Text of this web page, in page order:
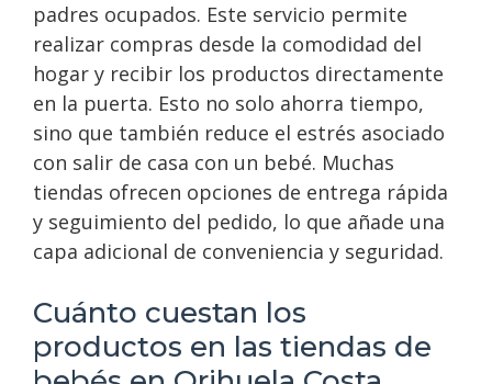
padres ocupados. Este servicio permite
realizar compras desde la comodidad del
hogar y recibir los productos directamente
en la puerta. Esto no solo ahorra tiempo,
sino que también reduce el estrés asociado
con salir de casa con un bebé. Muchas
tiendas ofrecen opciones de entrega rápida
y seguimiento del pedido, lo que añade una
capa adicional de conveniencia y seguridad.
Cuánto cuestan los
productos en las tiendas de